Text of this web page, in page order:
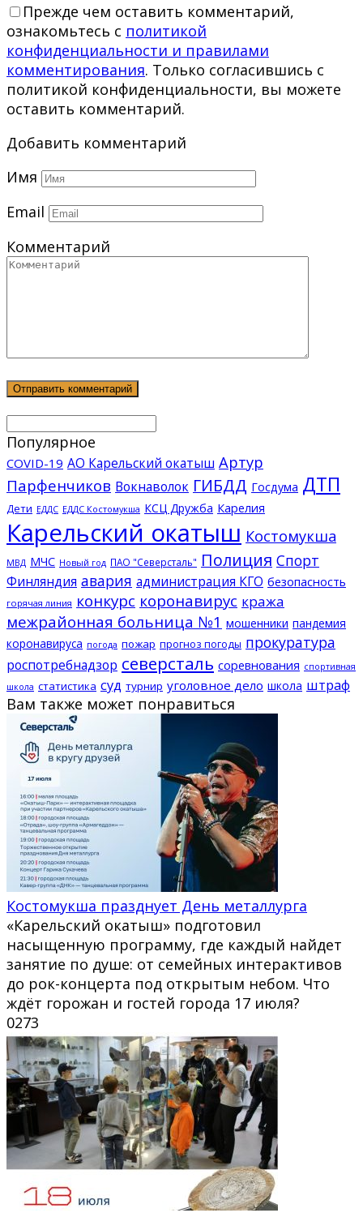
Прежде чем оставить комментарий,
ознакомьтесь с политикой
конфиденциальности и правилами
комментирования. Только согласившись с
политикой конфиденциальности, вы можете
оставить комментарий.
Добавить комментарий
Имя
Email
Комментарий
Популярное
COVID-19 АО Карельский окатыш Артур
Парфенчиков Вокнаволок ГИБДД Госдума ДТП
Дети ЕДДС ЕДДС Костомукша КСЦ Дружба Карелия
Карельский окатыш Костомукша
МВД МЧС Новый год ПАО "Северсталь" Полиция Спорт
Финляндия авария администрация КГО безопасность
горячая линия конкурс коронавирус кража
межрайонная больница №1 мошенники пандемия
коронавируса погода пожар прогноз погоды прокуратура
роспотребнадзор северсталь соревнования спортивная
школа статистика суд турнир уголовное дело школа штраф
Вам также может понравиться
Костомукша празднует День металлурга
«Карельский окатыш» подготовил
насыщенную программу, где каждый найдет
занятие по душе: от семейных интерактивов
до рок-концерта под открытым небом. Что
ждёт горожан и гостей города 17 июля?
0273